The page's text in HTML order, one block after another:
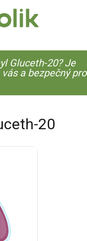
EN ES
Gluceth-20? Je
a bezpečný pro
20